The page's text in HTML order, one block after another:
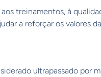
treinamentos, à
a reforçar os valores
ultrapassado por